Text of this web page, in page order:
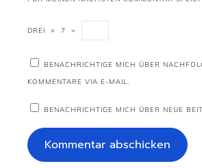
DREI × 7 =
BENACHRICHTIGE MICH ÜBER
KOMMENTARE VIA E-MAIL.
BENACHRICHTIGE MICH ÜBER NEUE